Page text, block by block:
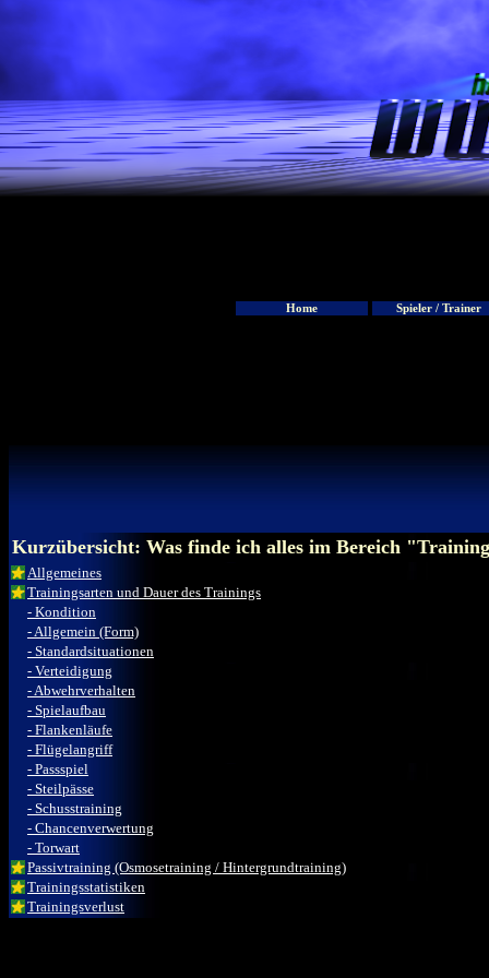
Home Spieler / Trainer
Kurzübersicht: Was finde ich alles im Bereich
Allgemeines
Trainingsarten und Dauer des Trainings
- Kondition
- Allgemein (Form)
- Standardsituationen
- Verteidigung
- Abwehrverhalten
- Spielaufbau
- Flankenläufe
- Flügelangriff
- Passspiel
- Steilpässe
- Schusstraining
- Chancenverwertung
- Torwart
Passivtraining (Osmosetraining / Hintergrundtraining)
Trainingsstatistiken
Trainingsverlust